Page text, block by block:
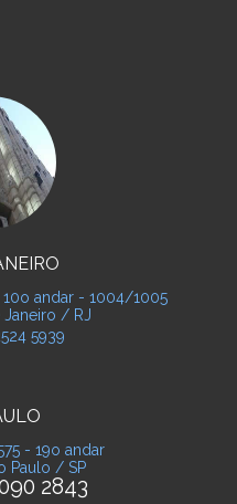
10o andar - 1004/1005
/ RJ
5939
- 19o andar
Paulo / SP
2843